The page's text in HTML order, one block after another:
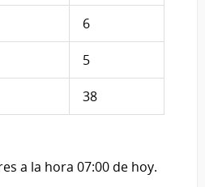
6
5
38
a la hora 07:00 de hoy.